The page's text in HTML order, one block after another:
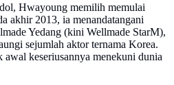
Hwayoung memilih memulai
akhir 2013, ia menandatangani
Yedang (kini Wellmade StarM),
sejumlah aktor ternama Korea.
keseriusannya menekuni dunia